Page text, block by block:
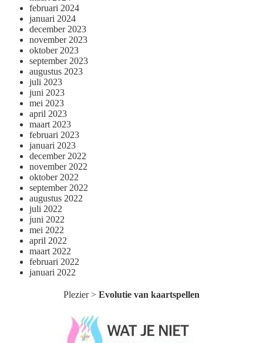
februari 2024
januari 2024
december 2023
november 2023
oktober 2023
september 2023
augustus 2023
juli 2023
juni 2023
mei 2023
april 2023
maart 2023
februari 2023
januari 2023
december 2022
november 2022
oktober 2022
september 2022
augustus 2022
juli 2022
juni 2022
mei 2022
april 2022
maart 2022
februari 2022
januari 2022
Plezier> Evolutie van kaartspellen